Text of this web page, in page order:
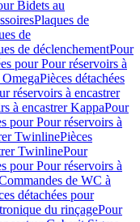
Bidets au
Plaques de
de
de déclenchementPour
pour Pour réservoirs à
Pièces détachées
réservoirs à encastrer
à encastrer KappaPour
pour Pour réservoirs à
TwinlinePièces
TwinlinePour
pour Pour réservoirs à
de WC à
détachées pour
du rinçagePour